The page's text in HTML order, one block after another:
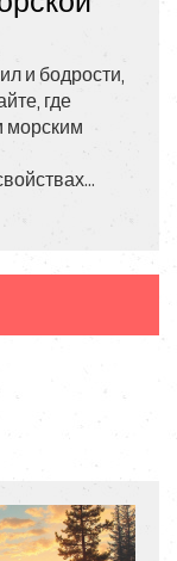
и бодрости,
где
морским
о
вам